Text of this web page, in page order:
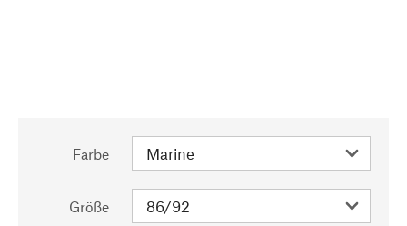
Farbe
Größe